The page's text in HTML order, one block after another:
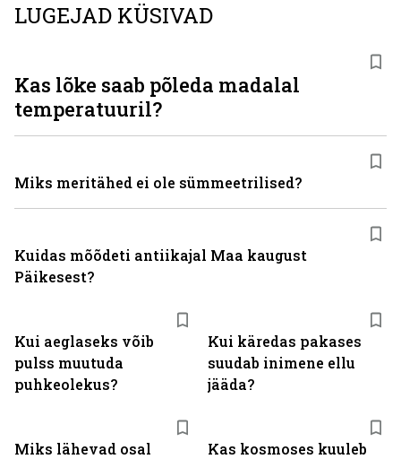
LUGEJAD KÜSIVAD
Kui aeglaseks võib
pulss muutuda
puhkeolekus?
Kui käredas pakases
suudab inimene ellu
jääda?
Miks lähevad osal
Kas kosmoses kuuleb
Kas lõke saab põleda madalal
temperatuuril?
Miks meritähed ei ole sümmeetrilised?
Kuidas mõõdeti antiikajal Maa kaugust
Päikesest?